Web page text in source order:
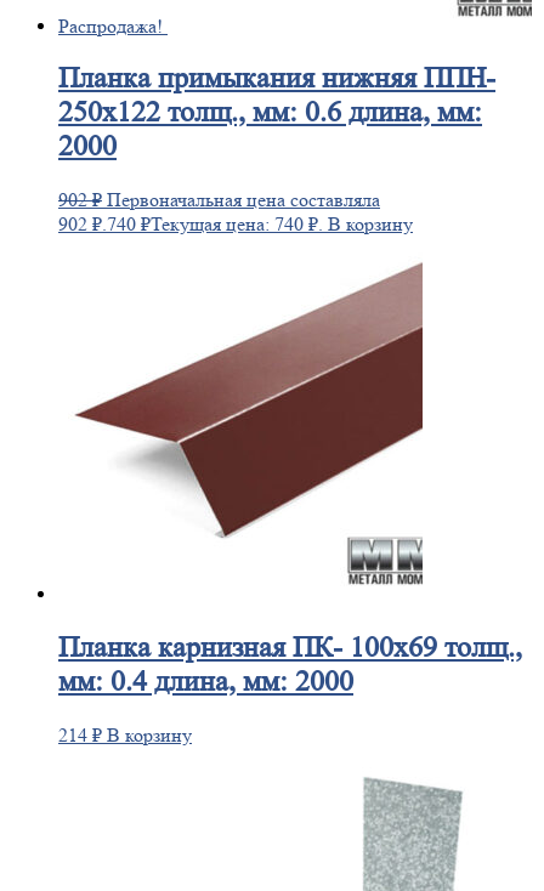
Распродажа!
Планкапримыкания нижняя ППН-
250х122 толщ., мм: 0.6 длина, мм:
2000
902₽ Первоначальная цена составляла
902 ₽.740 ₽Текущая цена: 740 ₽. В корзину
Планкакарнизная ПК- 100х69 толщ.,
мм: 0.4 длина, мм: 2000
214 ₽ В корзину